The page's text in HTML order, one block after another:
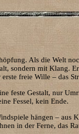
Als die Welt
sondern mit Klang.
freie Wille – das
feste Gestalt, nur
Fessel, kein Ende.
hängen – aus
in der Ferne, das